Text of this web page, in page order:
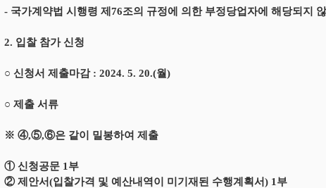
- 국가계약법 시행령 제76조의 규정에 의한 부정당업자에 해당되지
2. 입찰 참가 신청
○ 신청서 제출마감 : 2024. 5. 20.(월)
○ 제출 서류
※ ④,⑤,⑥은 같이 밀봉하여 제출
① 신청공문 1부
② 제안서(입찰가격 및 예산내역이 미기재된 수행계획서) 1부